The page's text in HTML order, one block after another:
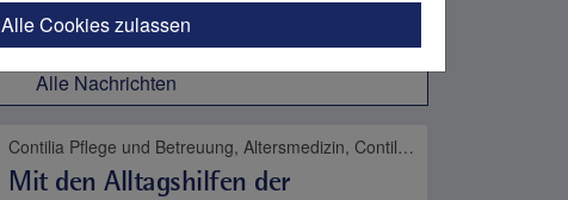
Alle Nachrichten
Contilia Pflege und Betreuung, Altersmedizin, Contilia, Pflege
Mit den Alltagshilfen der
Alle Cookies zulassen